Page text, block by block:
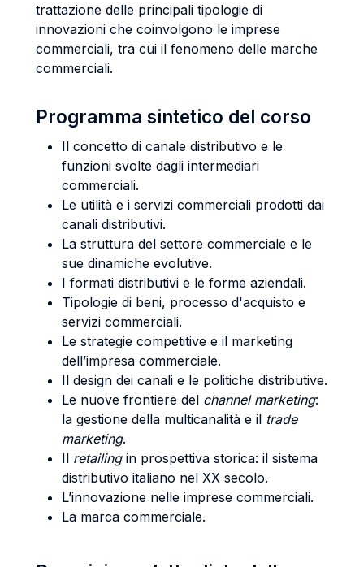
trattazione delle principali tipologie di
innovazioni che coinvolgono le imprese
commerciali, tra cui il fenomeno delle marche
commerciali.
Programma sintetico del corso
Il concetto di canale distributivo e le
funzioni svolte dagli intermediari
commerciali.
Le utilità e i servizi commerciali prodotti dai
canali distributivi.
La struttura del settore commerciale e le
sue dinamiche evolutive.
I formati distributivi e le forme aziendali.
Tipologie di beni, processo d'acquisto e
servizi commerciali.
Le strategie competitive e il marketing
dell’impresa commerciale.
Il design dei canali e le politiche distributive.
Le nuove frontiere del channel marketing:
la gestione della multicanalità e il trade
marketing.
Il retailingin prospettiva storica: il sistema
distributivo italiano nel XX secolo.
L’innovazione nelle imprese commerciali.
La marca commerciale.